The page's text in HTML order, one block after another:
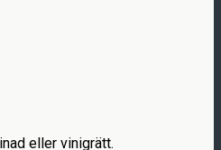
eller vinigrätt.